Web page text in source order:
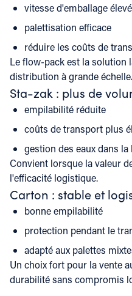
vitesse d'emballage
palettisation efficace
réduire les coûts de
Le flow-pack est la solution
distribution à grande échelle.
Sta-zak : plus de
empilabilité réduite
coûts de transport plus
gestion des eaux dans
Convient lorsque la valeur
l'efficacité logistique.
Carton : stable et
bonne empilabilité
protection pendant le
adapté aux palettes
Un choix fort pour la vente
durabilité sans compromis